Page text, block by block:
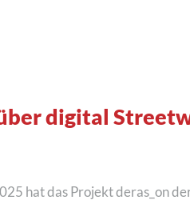
digital
hat das Projekt deras_on